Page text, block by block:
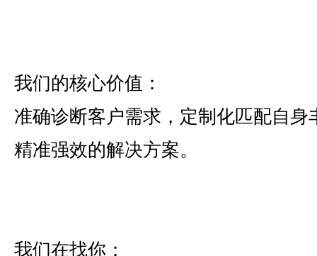
我们的核心价值：
准确诊断客户需求，定制化匹配自
精准强效的解决方案。
我们在找你：